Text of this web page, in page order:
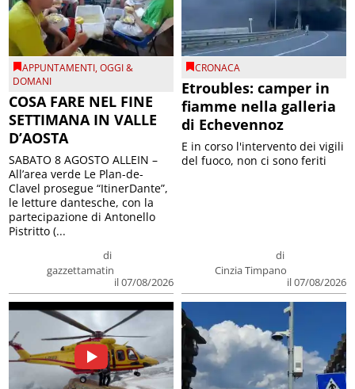
APPUNTAMENTI,OGGI &
DOMANI
COSA FARE NEL FINE
SETTIMANA IN VALLE
D’AOSTA
di
gazzettamatin
il 07/08/2026
SABATO 8 AGOSTO ALLEIN –
All’area verde Le Plan-de-
Clavel prosegue “ItinerDante”,
le letture dantesche, con la
partecipazione di Antonello
Pistritto (...
CRONACA
Etroubles: camper in
fiamme nella galleria
di Echevennoz
di
Cinzia Timpano
il 07/08/2026
E in corso l'intervento dei vigili
del fuoco, non ci sono feriti